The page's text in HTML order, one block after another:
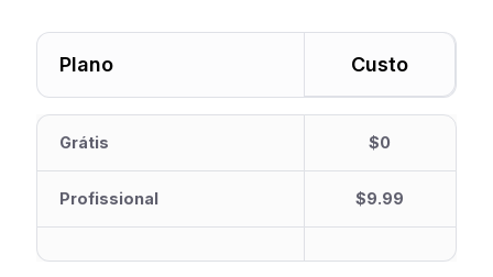
Plano Custo
Grátis $0
Profissional $9.99